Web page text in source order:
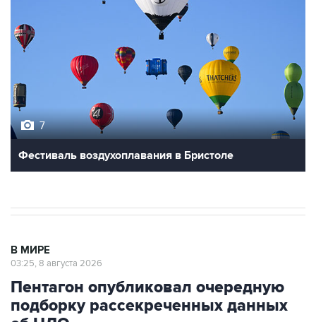
7
Фестиваль воздухоплавания в Бристоле
В МИРЕ
03:25, 8 августа 2026
Пентагон опубликовал очередную
подборку рассекреченных данных